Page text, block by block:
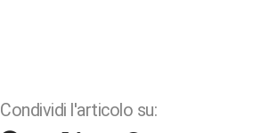
Condividi l'articolo su: